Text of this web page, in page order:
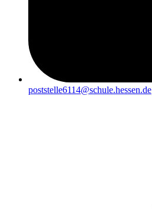
poststelle6114@schule.hessen.de